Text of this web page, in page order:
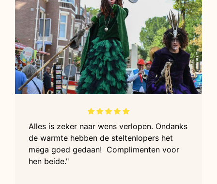
Alles is zeker naar wens verlopen. Ondanks
de warmte hebben de steltenlopers het
mega goed gedaan! Complimenten voor
hen beide."